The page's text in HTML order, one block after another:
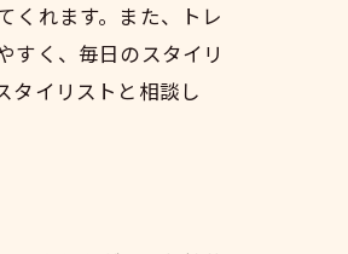
くれます。また、トレ
すく、毎日のスタイリ
タイリストと相談し